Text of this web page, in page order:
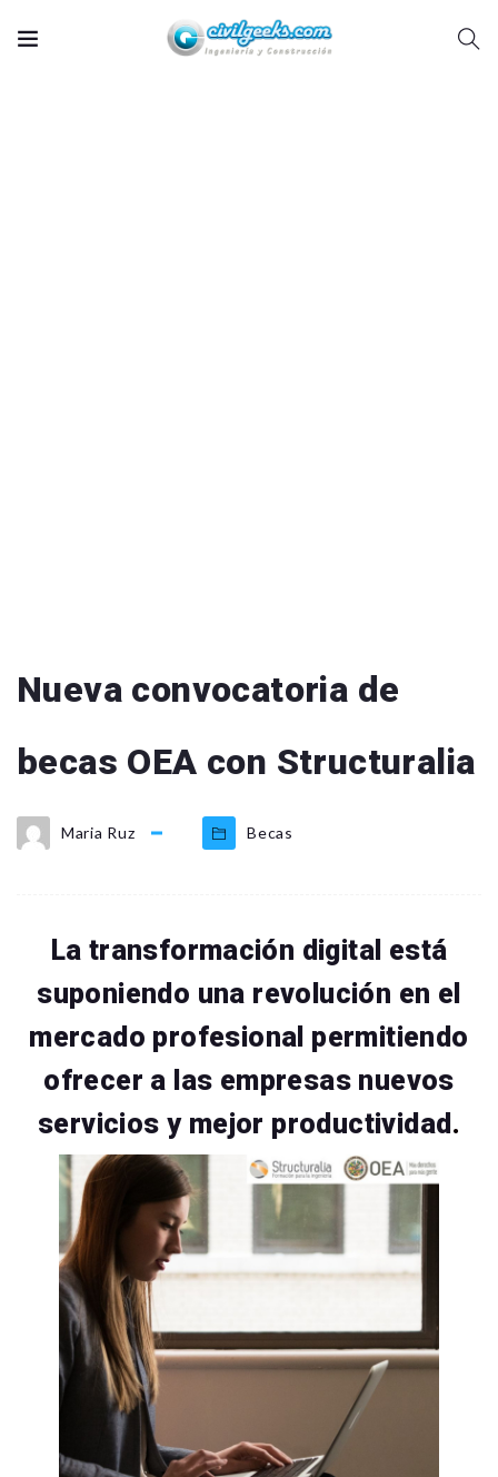
Nueva convocatoria de
becas OEA con Structuralia
Maria Ruz Becas
La transformación digital está
suponiendo una revolución en el
mercado profesional permitiendo
ofrecer a las empresas nuevos
servicios y mejor productividad .